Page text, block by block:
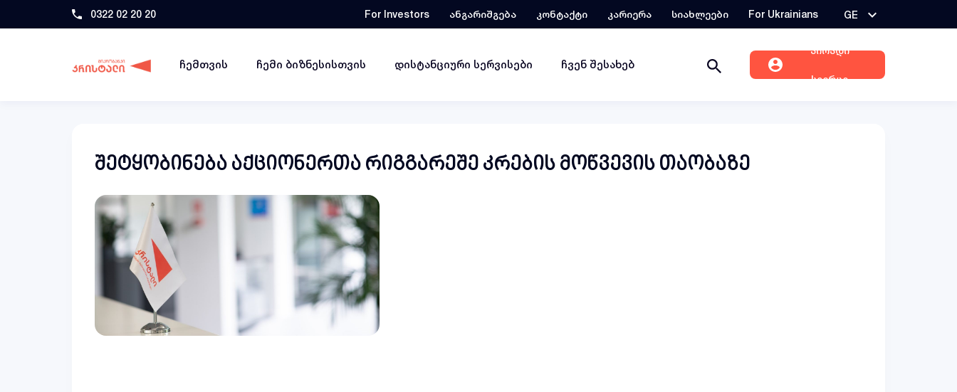
0322 02 20 20 For Investors ანგარიშგება კონტაქტი კარიერა სიახლეები For Ukrainians GE
ჩემთვის ჩემი ბიზნესისთვის დისტანციური სერვისები ჩვენ შესახებ
პირადი
სივრცე
შეტყობინება აქციონერთა რიგგარეშე კრების მოწვევის თაობაზე